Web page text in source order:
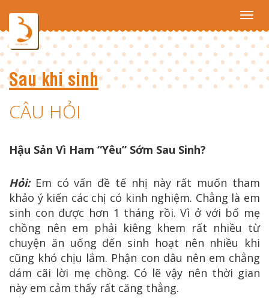
Sau khi sinh
CÂU HỎI
Hậu Sản Vì Ham “yêu” Sớm Sau Sinh?
Hỏi:Em có vấn đề tế nhị này rất muốn tham
khảo ý kiến các chị có kinh nghiệm. Chẳng là em
sinh con được hơn 1 tháng rồi. Vì ở với bố mẹ
chồng nên em phải kiêng khem rất nhiều từ
chuyện ăn uống đến sinh hoạt nên nhiều khi
cũng khó chịu lắm. Phận con dâu nên em chẳng
dám cãi lời mẹ chồng. Có lẽ vậy nên thời gian
này em cảm thấy rất căng thẳng.